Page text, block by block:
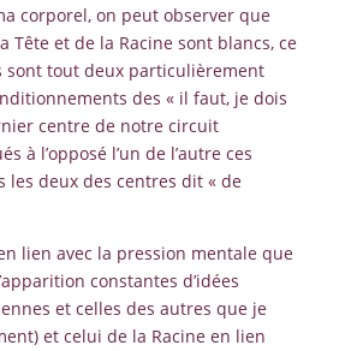
corporel, on peut observer que
Tête et de la Racine sont blancs, ce
sont tout deux particulièrement
des « il faut, je dois
centre de notre circuit
à l’opposé l’un de l’autre ces
les deux des centres dit « de
lien avec la pression mentale que
constantes d’idées
et celles des autres que je
et celui de la Racine en lien